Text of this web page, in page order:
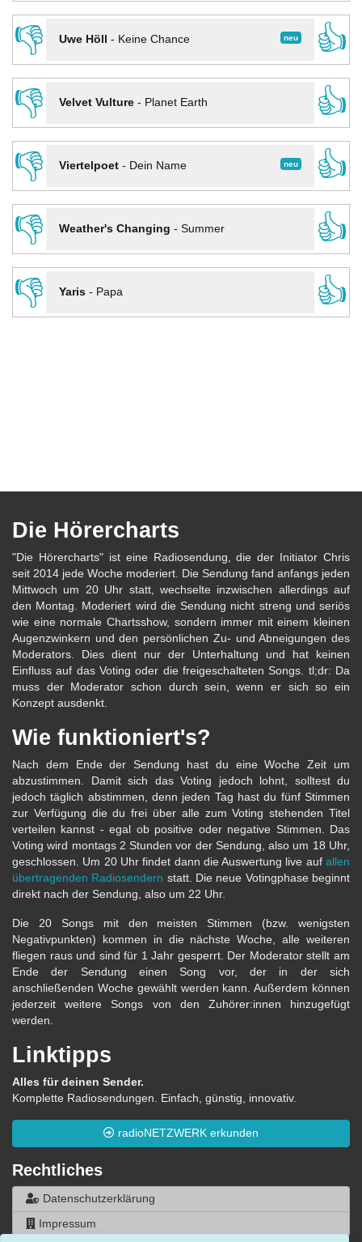
👎
neu
Uwe Höll - Keine Chance
👍
👎
Velvet Vulture- Planet Earth
👍
👎
neu
Viertelpoet- Dein Name
👍
👎
Weather's Changing - Summer
👍
👎
Yaris- Papa 👍
Die Hörercharts
"Die Hörercharts" ist eine Radiosendung, die der Initiator Chris
seit 2014 jede Woche moderiert. Die Sendung fand anfangs jeden
Mittwoch um 20 Uhr statt, wechselte inzwischen allerdings auf
den Montag. Moderiert wird die Sendung nicht streng und seriös
wie eine normale Chartsshow, sondern immer mit einem kleinen
Augenzwinkern und den persönlichen Zu- und Abneigungen des
Moderators. Dies dient nur der Unterhaltung und hat keinen
Einfluss auf das Voting oder die freigeschalteten Songs. tl;dr: Da
muss der Moderator schon durch sein, wenn er sich so ein
Konzept ausdenkt.
Wie funktioniert's?
Nach dem Ende der Sendung hast du eine Woche Zeit um
abzustimmen. Damit sich das Voting jedoch lohnt, solltest du
jedoch täglich abstimmen, denn jeden Tag hast du fünf Stimmen
zur Verfügung die du frei über alle zum Voting stehenden Titel
verteilen kannst - egal ob positive oder negative Stimmen. Das
Voting wird montags 2 Stunden vor der Sendung, also um 18 Uhr,
geschlossen. Um 20 Uhr findet dann die Auswertung live auf allen
übertragenden Radiosendern statt. Die neue Votingphase beginnt
direkt nach der Sendung, also um 22 Uhr.
Die 20 Songs mit den meisten Stimmen (bzw. wenigsten
Negativpunkten) kommen in die nächste Woche, alle weiteren
fliegen raus und sind für 1 Jahr gesperrt. Der Moderator stellt am
Ende der Sendung einen Song vor, der in der sich
anschließenden Woche gewählt werden kann. Außerdem können
jederzeit weitere Songs von den Zuhörer:innen hinzugefügt
werden.
Linktipps
Alles für deinen Sender.
Komplette Radiosendungen. Einfach, günstig, innovativ.
radioNETZWERK erkunden
Rechtliches
Datenschutzerklärung
Impressum